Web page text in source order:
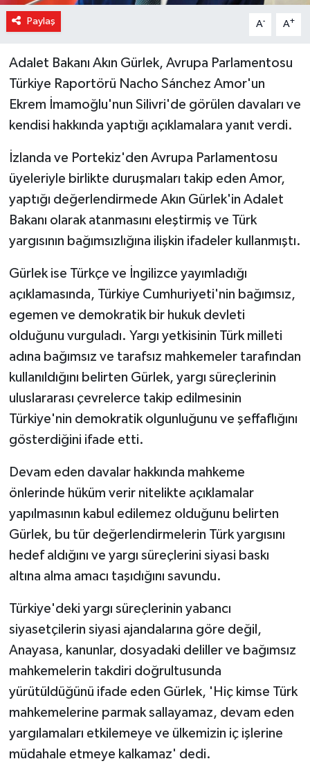
Paylaş A- A+
Adalet Bakanı Akın Gürlek, Avrupa Parlamentosu
Türkiye Raportörü Nacho Sánchez Amor'un
Ekrem İmamoğlu'nun Silivri'de görülen davaları ve
kendisi hakkında yaptığı açıklamalara yanıt verdi.
İzlanda ve Portekiz'den Avrupa Parlamentosu
üyeleriyle birlikte duruşmaları takip eden Amor,
yaptığı değerlendirmede Akın Gürlek'in Adalet
Bakanı olarak atanmasını eleştirmiş ve Türk
yargısının bağımsızlığına ilişkin ifadeler kullanmıştı.
Gürlek ise Türkçe ve İngilizce yayımladığı
açıklamasında, Türkiye Cumhuriyeti'nin bağımsız,
egemen ve demokratik bir hukuk devleti
olduğunu vurguladı. Yargı yetkisinin Türk milleti
adına bağımsız ve tarafsız mahkemeler tarafından
kullanıldığını belirten Gürlek, yargı süreçlerinin
uluslararası çevrelerce takip edilmesinin
Türkiye'nin demokratik olgunluğunu ve şeffaflığını
gösterdiğini ifade etti.
Devam eden davalar hakkında mahkeme
önlerinde hüküm verir nitelikte açıklamalar
yapılmasının kabul edilemez olduğunu belirten
Gürlek, bu tür değerlendirmelerin Türk yargısını
hedef aldığını ve yargı süreçlerini siyasi baskı
altına alma amacı taşıdığını savundu.
Türkiye'deki yargı süreçlerinin yabancı
siyasetçilerin siyasi ajandalarına göre değil,
Anayasa, kanunlar, dosyadaki deliller ve bağımsız
mahkemelerin takdiri doğrultusunda
yürütüldüğünü ifade eden Gürlek, 'Hiç kimse Türk
mahkemelerine parmak sallayamaz, devam eden
yargılamaları etkilemeye ve ülkemizin iç işlerine
müdahale etmeye kalkamaz' dedi.
Spor